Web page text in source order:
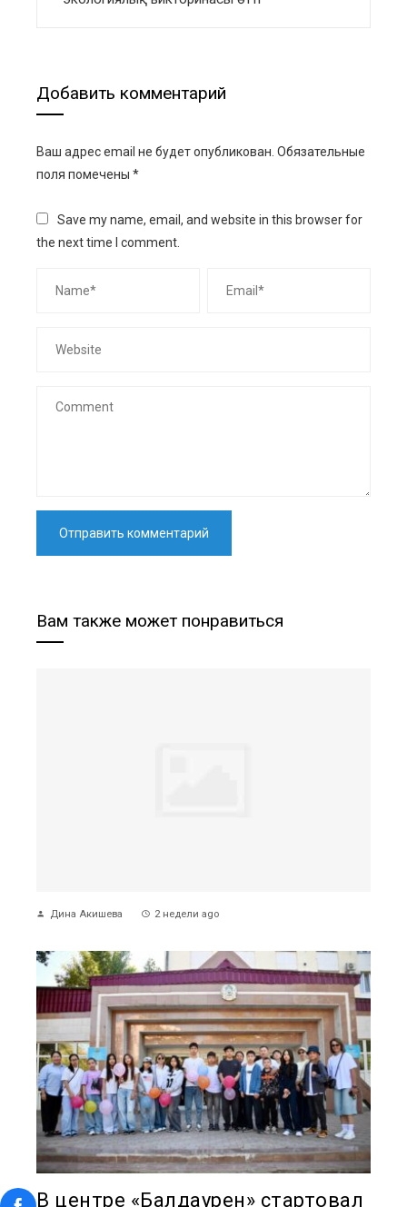
Добавить комментарий
Ваш адрес email не будет опубликован. Обязательные
поля помечены *
Save my name, email, and website in this browser for
the next time I comment.
Вам также может понравиться
Дина Акишева 2 недели ago
В центре «Балдаурен» стартовал